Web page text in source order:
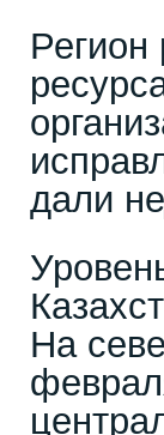
Регион
дали
На